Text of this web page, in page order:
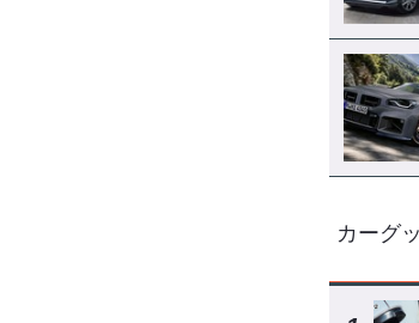
カーグ